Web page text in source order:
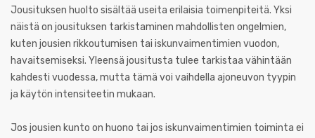
Jousituksen huolto sisältää useita erilaisia toimenpiteitä. Yksi
näistä on jousituksen tarkistaminen mahdollisten ongelmien,
kuten jousien rikkoutumisen tai iskunvaimentimien vuodon,
havaitsemiseksi. Yleensä jousitusta tulee tarkistaa vähintään
kahdesti vuodessa, mutta tämä voi vaihdella ajoneuvon tyypin
ja käytön intensiteetin mukaan.
Jos jousien kunto on huono tai jos iskunvaimentimien toiminta ei